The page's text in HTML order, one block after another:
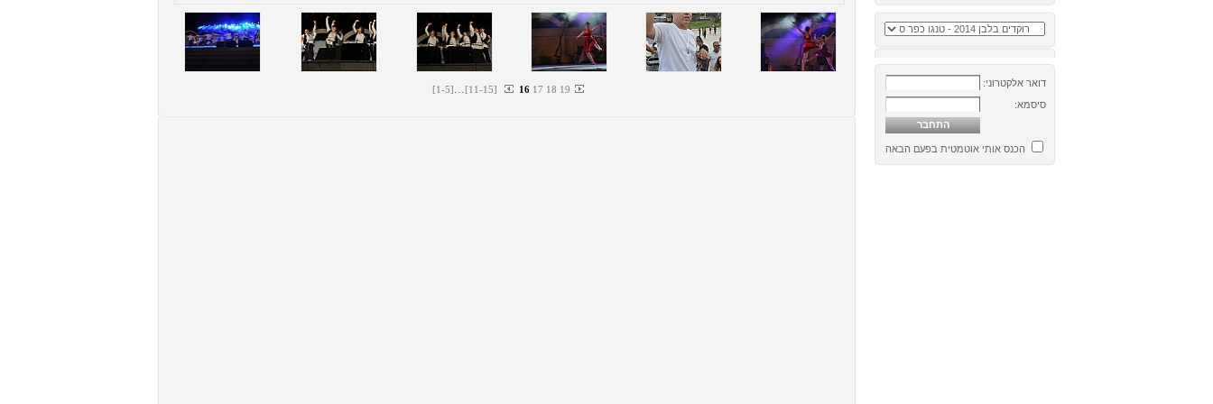
דואר אלקטרוני:
סיסמא:
הכנס אותי אוטמטית בפעם הבאה
[1-5]...[11-15] 16 17 18 19